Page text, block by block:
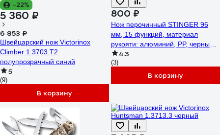
-22%
5 360 ₽
6 853 ₽
Швейцарский нож Victorinox
Climber 1.3703.T2
полупрозрачный синий
5
(9)
В корзину
800 ₽
Нож перочинный STINGER 96
мм, 15 функций, материал
рукояти: алюминий, PP, черный/
оранжевый FK-KO5011LG3
4.3
(3)
В корзину